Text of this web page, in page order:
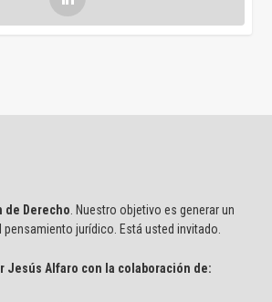
de Derecho . Nuestro objetivo es generar un
jurídico. Está usted invitado.
Jesús Alfaro con la colaboración de: